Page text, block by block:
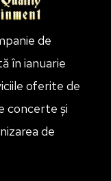
de
în ianuarie
oferite de
concerte și
de